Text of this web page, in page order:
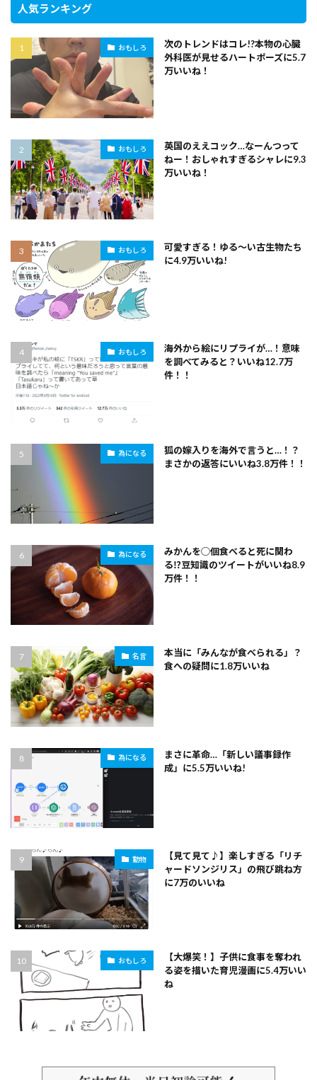
人気ランキング
おもしろ
次のトレンドはコレ!?本物の心臓
外科医が見せるハートポーズに5.7
万いいね！
おもしろ
英国のええコック…なーんつって
ねー！おしゃれすぎるシャレに9.3
万いいね！
おもしろ
可愛すぎる！ゆる～い古生物たち
に4.9万いいね!
おもしろ
海外から絵にリプライが…！意味
を調べてみると？いいね12.7万
件！！
為になる
狐の嫁入りを海外で言うと…！？
まさかの返答にいいね3.8万件！！
為になる
みかんを◯個食べると死に関わ
る⁉豆知識のツイートがいいね8.9
万件！！
名言
本当に「みんなが食べられる」？
食への疑問に1.8万いいね
為になる
まさに革命…「新しい議事録作
成」に5.5万いいね!
動物
【見て見て♪】楽しすぎる「リチ
ャードソンジリス」の飛び跳ね方
に7万のいいね
おもしろ
【大爆笑！】子供に食事を奪われ
る姿を描いた育児漫画に5.4万いい
ね